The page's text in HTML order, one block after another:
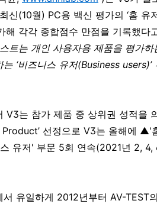
신(10월) PC용 백신 평가의 ‘홈 유
해 각각 종합점수 만점을 기록했다
트는 개인 사용자용 제품을 평가하
는 ‘비즈니스 유저(Business users)’
V3는 참가 제품 중 상위권 성적을
Product’ 선정으로 V3는 올해에 ▲'
유저' 부문 5회 연속(2021년 2, 4,
서 유일하게 2012년부터 AV-TEST